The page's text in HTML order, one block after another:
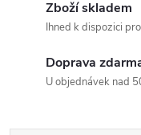
Odesláním
Zboží skladem
Ihned k dispozici
Doprava
U objednávek nad